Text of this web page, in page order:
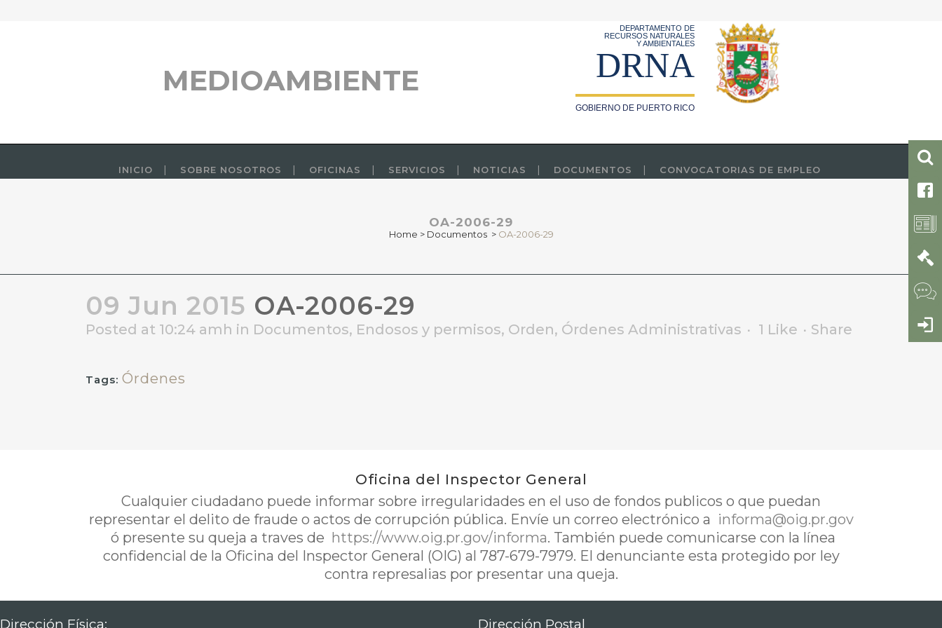
MEDIOAMBIENTE
DEPARTAMENTO DE
RECURSOS NATURALES
Y AMBIENTALES
DRNA
GOBIERNO DE PUERTO RICO
INICIO SOBRE NOSOTROS OFICINAS SERVICIOS NOTICIAS DOCUMENTOS CONVOCATORIAS DE EMPLEO
OA-2006-29
Home > Documentos > OA-2006-29
09 Jun 2015 OA-2006-29
Posted at 10:24 amh in Documentos, Endosos y permisos, Orden, Órdenes Administrativas 1 Like Share
Tags: Órdenes
Oficina del Inspector General
Cualquier ciudadano puede informar sobre irregularidades en el uso de fondos publicos o que puedan
representar el delito de fraude o actos de corrupción pública. Envíe un correo electrónico a informa@oig.pr.gov
ó presente su queja a traves de https://www.oig.pr.gov/informa. También puede comunicarse con la línea
confidencial de la Oficina del Inspector General (OIG) al 787-679-7979. El denunciante esta protegido por ley
contra represalias por presentar una queja.
Dirección Física: Dirección Postal